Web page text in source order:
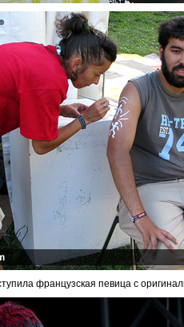
французская певица с